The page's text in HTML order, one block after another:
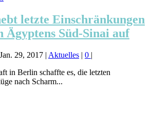
letzte Einschränkungen
Ägyptens Süd-Sinai auf
Jan. 29, 2017 | Aktuelles | 0 |
in Berlin schaffte es, die letzten
nach Scharm...